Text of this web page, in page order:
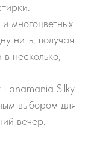
многоцветных
нить, получая
несколько,
Silky
выбором для
вечер.